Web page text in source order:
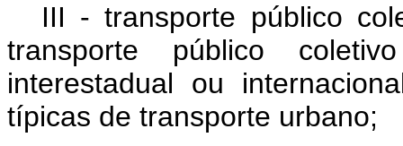
III - transporte público
transporte público
interestadual ou
típicas de transporte urbano;